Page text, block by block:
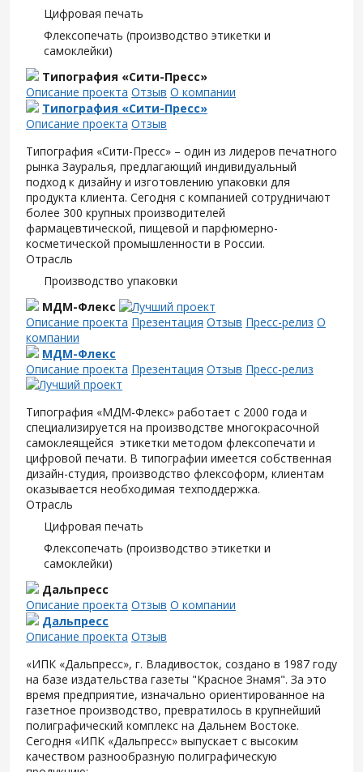
Цифровая печать
Флексопечать (производство этикетки и
самоклейки)
Типография «Сити-Пресс»
Описание проекта Отзыв О компании
Типография «Сити-Пресс»
Описание проекта Отзыв
Типография «Сити-Пресс» – один из лидеров печатного
рынка Зауралья, предлагающий индивидуальный
подход к дизайну и изготовлению упаковки для
продукта клиента. Сегодня с компанией сотрудничают
более 300 крупных производителей
фармацевтической, пищевой и парфюмерно-
косметической промышленности в России.
Отрасль
Производство упаковки
МДМ-Флекс
Описание проекта Презентация Отзыв Пресс-релиз О
компании
МДМ-Флекс
Описание проекта Презентация Отзыв Пресс-релиз
Типография «МДМ-Флекс» работает с 2000 года и
специализируется на производстве многокрасочной
самоклеящейся этикетки методом флексопечати и
цифровой печати. В типографии имеется собственная
дизайн-студия, производство флексоформ, клиентам
оказывается необходимая техподдержка.
Отрасль
Цифровая печать
Флексопечать (производство этикетки и
самоклейки)
Дальпресс
Описание проекта Отзыв О компании
Дальпресс
Описание проекта Отзыв
«ИПК «Дальпресс», г. Владивосток, создано в 1987 году
на базе издательства газеты "Красное Знамя". За это
время предприятие, изначально ориентированное на
газетное производство, превратилось в крупнейший
полиграфический комплекс на Дальнем Востоке.
Сегодня «ИПК «Дальпресс» выпускает с высоким
качеством разнообразную полиграфическую